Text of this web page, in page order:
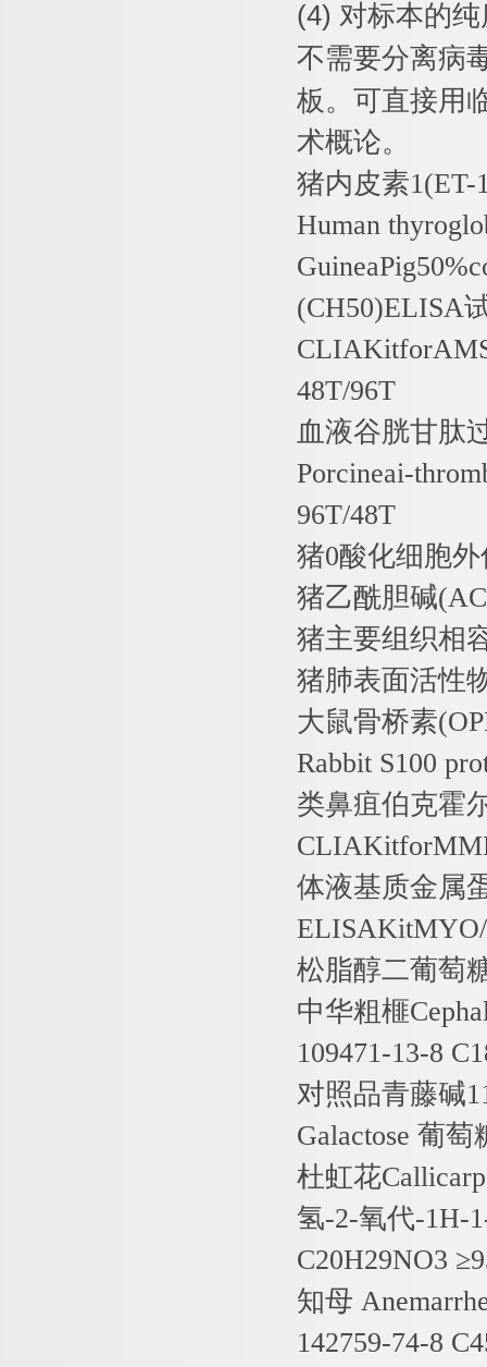
(4) 对标本的
不需要分离病
板。可直接用
术概论。
猪内皮素
Human
(CH50)ELISA
48T/96T
血液谷胱甘肽
Porcineai-
96T/48T
猪0酸化细胞
猪乙酰胆碱
猪主要组织相
猪肺表面活性
大鼠骨桥素
Rabbit S100
类鼻疽伯克霍
体液基质金属
松脂醇二葡萄
中华粗榧
109471-13-8
对照品青藤碱
Galactose 葡萄
杜虹花
氢-2-氧代-1H-
C20H29NO3 ≥
知母
142759-74-8